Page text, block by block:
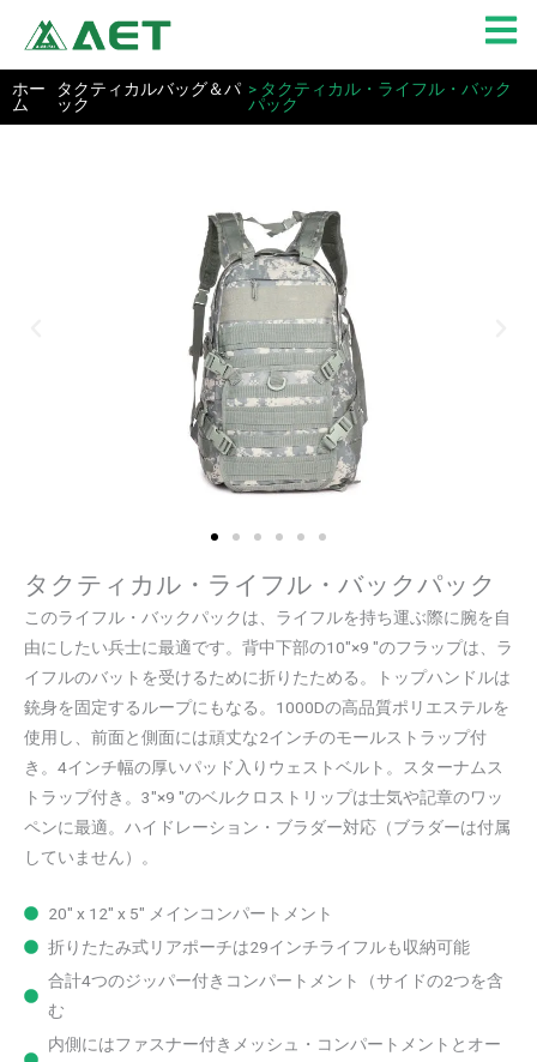
を
ホー
ム
タクティカルバッグ＆パ
ック
> タクティカル・ライフル・バック
パック
タクティカル・ライフル・バックパック
このライフル・バックパックは、ライフルを持ち運ぶ際に腕を自
由にしたい兵士に最適です。背中下部の10"×9 "のフラップは、ラ
イフルのバットを受けるために折りたためる。トップハンドルは
銃身を固定するループにもなる。1000Dの高品質ポリエステルを
使用し、前面と側面には頑丈な2インチのモールストラップ付
き。4インチ幅の厚いパッド入りウェストベルト。スターナムス
トラップ付き。3"×9 "のベルクロストリップは士気や記章のワッ
ペンに最適。ハイドレーション・ブラダー対応（ブラダーは付属
していません）。
20" x 12" x 5" メインコンパートメント
折りたたみ式リアポーチは29インチライフルも収納可能
合計4つのジッパー付きコンパートメント（サイドの2つを含
む
内側にはファスナー付きメッシュ・コンパートメントとオー